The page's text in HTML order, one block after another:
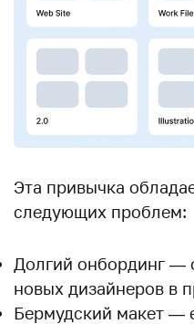
Эта привычка
следующих проблем:
Долгий онбординг —
новых дизайнеров в
Бермудский макет —